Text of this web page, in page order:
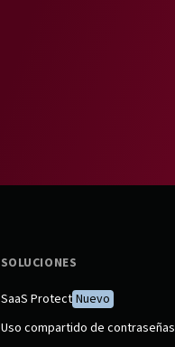
SOLUCIONES
SaaS Protect Nuevo
Uso compartido de contraseñas